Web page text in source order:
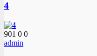
4
901 0 0
admin